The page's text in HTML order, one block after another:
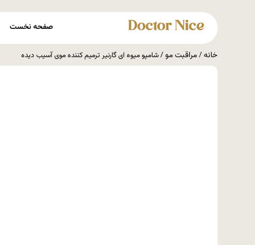
صفحه نخست
خانه/مراقبت مو/ شامپو میوه ای گارنیر ترمیم کننده موی آسیب دیده